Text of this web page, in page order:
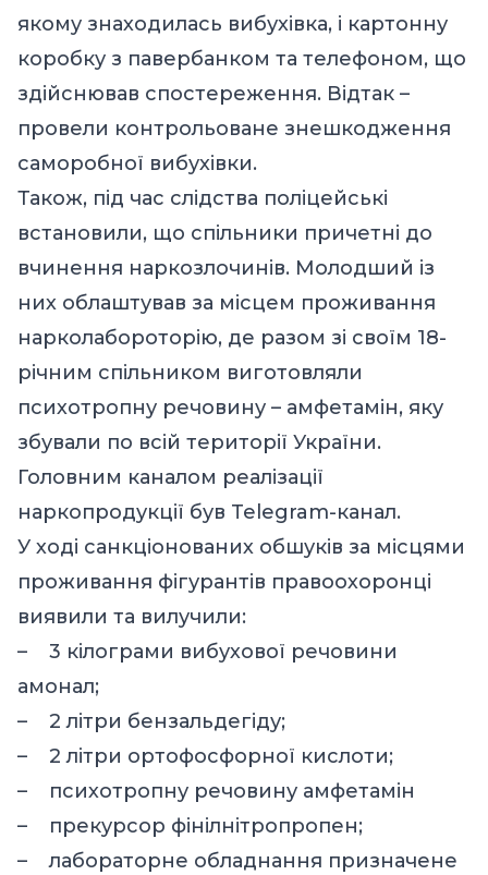
якому знаходилась вибухівка, і картонну
коробку з павербанком та телефоном, що
здійснював спостереження. Відтак –
провели контрольоване знешкодження
саморобної вибухівки.
Також, під час слідства поліцейські
встановили, що спільники причетні до
вчинення наркозлочинів. Молодший із
них облаштував за місцем проживання
нарколабороторію, де разом зі своїм 18-
річним спільником виготовляли
психотропну речовину – амфетамін, яку
збували по всій території України.
Головним каналом реалізації
наркопродукції був Telegram-канал.
У ході санкціонованих обшуків за місцями
проживання фігурантів правоохоронці
виявили та вилучили:
– 3 кілограми вибухової речовини
амонал;
– 2 літри бензальдегіду;
– 2 літри ортофосфорної кислоти;
– психотропну речовину амфетамін
– прекурсор фінілнітропропен;
– лабораторне обладнання призначене